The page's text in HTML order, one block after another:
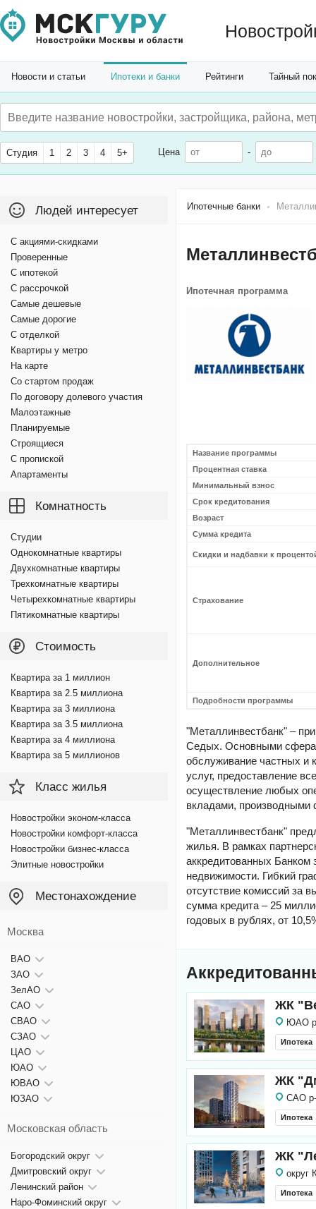
Новости и статьи Ипотеки и банки Рейтинги Тайный
Студия 1 2 3 4 5+ Цена -
Ипотечные банки
Ипотечная программа
Название программы
Процентная ставка
Минимальный взнос
Срок кредитования
Возраст
Сумма кредита
Скидки и надбавки к
Страхование
Дополнительное
Подробности программы
"Металлинвестбанк" –
Седых. Основными
обслуживание частных и
услуг, предоставление
осуществление любых
вкладами, производными
"Металлинвестбанк"
жилья. В рамках
аккредитованных Банком
недвижимости. Гибкий
отсутствие комиссий за
сумма кредита – 25
годовых в рублях, от
ЖК
ЮАО
Ипотека
ЖК
САО
Ипотека
ЖК
округ
Ипотека
Людей интересует
С акциями-скидками
Проверенные
С ипотекой
С рассрочкой
Самые дешевые
Самые дорогие
С отделкой
Квартиры у метро
На карте
Со стартом продаж
По договору долевого участия
Малоэтажные
Планируемые
Строящиеся
С пропиской
Апартаменты
Комнатность
Студии
Однокомнатные квартиры
Двухкомнатные квартиры
Трехкомнатные квартиры
Четырехкомнатные квартиры
Пятикомнатные квартиры
Стоимость
Квартира за 1 миллион
Квартира за 2.5 миллиона
Квартира за 3 миллиона
Квартира за 3.5 миллиона
Квартира за 4 миллиона
Квартира за 5 миллионов
Класс жилья
Новостройки эконом-класса
Новостройки комфорт-класса
Новостройки бизнес-класса
Элитные новостройки
Местонахождение
Москва
ВАО
ЗАО
ЗелАО
САО
СВАО
СЗАО
ЦАО
ЮАО
ЮВАО
ЮЗАО
Московская область
Богородский округ
Дмитровский округ
Ленинский район
Наро-Фоминский округ